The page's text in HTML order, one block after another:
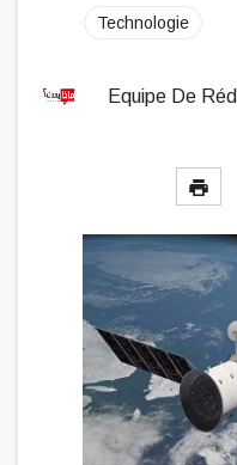
Technologie
Equipe De